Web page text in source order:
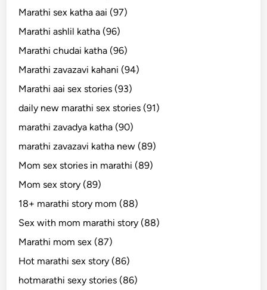
Marathi sex katha aai (97)
Marathi ashlil katha (96)
Marathi chudai katha (96)
Marathi zavazavi kahani (94)
Marathi aai sex stories (93)
daily new marathi sex stories (91)
marathi zavadya katha (90)
marathi zavazavi katha new (89)
Mom sex stories in marathi (89)
Mom sex story (89)
18+ marathi story mom (88)
Sex with mom marathi story (88)
Marathi mom sex (87)
Hot marathi sex story (86)
hotmarathi sexy stories (86)